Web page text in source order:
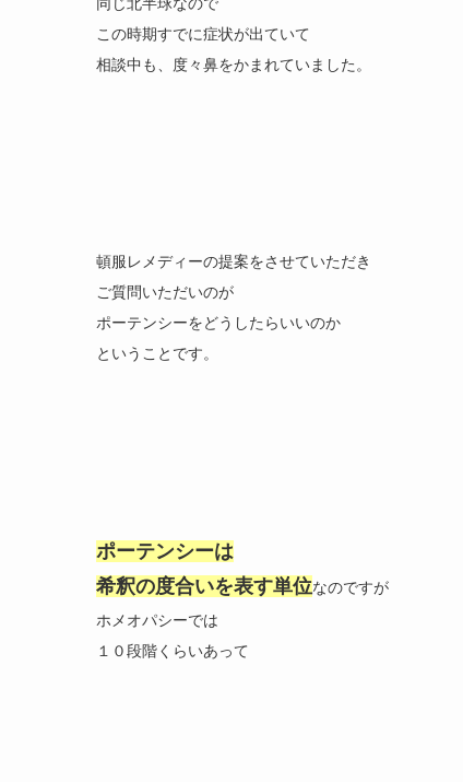
この時期すでに症状が出ていて
相談中も、度々鼻をかまれていました。
頓服レメディーの提案をさせていただき
ご質問いただいのが
ポーテンシーをどうしたらいいのか
ということです。
ポーテンシーは
希釈の度合いを表す単位なのですが
ホメオパシーでは
１０段階くらいあって